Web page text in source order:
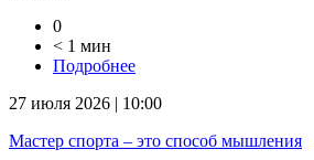
0
< 1 мин
Подробнее
27 июля 2026 | 10:00
Мастер спорта – это способ мышления